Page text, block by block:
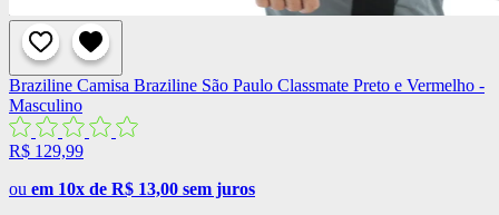
Braziline Camisa Braziline São Paulo Classmate Preto e Vermelho -
Masculino
R$ 129,99
ou em 10x de R$ 13,00 sem juros